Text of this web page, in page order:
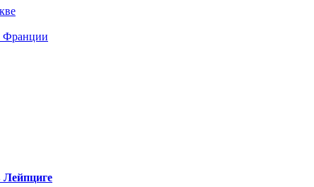
Франции
Лейпциге